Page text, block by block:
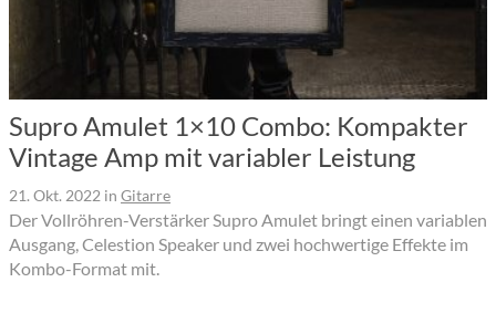
Supro Amulet 1×10 Combo: Kompakter
Vintage Amp mit variabler Leistung
21. Okt. 2022 in Gitarre
Der Vollröhren-Verstärker Supro Amulet bringt einen variablen
Ausgang, Celestion Speaker und zwei hochwertige Effekte im
Kombo-Format mit.